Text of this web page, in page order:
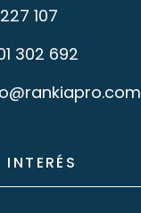
107
302 692
INTERÉS